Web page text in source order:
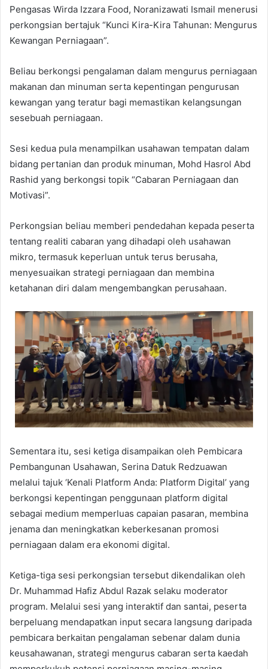
Pengasas Wirda Izzara Food, Noranizawati Ismail menerusi
perkongsian bertajuk “Kunci Kira-Kira Tahunan: Mengurus
Kewangan Perniagaan”.
Beliau berkongsi pengalaman dalam mengurus perniagaan
makanan dan minuman serta kepentingan pengurusan
kewangan yang teratur bagi memastikan kelangsungan
sesebuah perniagaan.
Sesi kedua pula menampilkan usahawan tempatan dalam
bidang pertanian dan produk minuman, Mohd Hasrol Abd
Rashid yang berkongsi topik “Cabaran Perniagaan dan
Motivasi”.
Perkongsian beliau memberi pendedahan kepada peserta
tentang realiti cabaran yang dihadapi oleh usahawan
mikro, termasuk keperluan untuk terus berusaha,
menyesuaikan strategi perniagaan dan membina
ketahanan diri dalam mengembangkan perusahaan.
Sementara itu, sesi ketiga disampaikan oleh Pembicara
Pembangunan Usahawan, Serina Datuk Redzuawan
melalui tajuk ‘Kenali Platform Anda: Platform Digital’ yang
berkongsi kepentingan penggunaan platform digital
sebagai medium memperluas capaian pasaran, membina
jenama dan meningkatkan keberkesanan promosi
perniagaan dalam era ekonomi digital.
Ketiga-tiga sesi perkongsian tersebut dikendalikan oleh
Dr. Muhammad Hafiz Abdul Razak selaku moderator
program. Melalui sesi yang interaktif dan santai, peserta
berpeluang mendapatkan input secara langsung daripada
pembicara berkaitan pengalaman sebenar dalam dunia
keusahawanan, strategi mengurus cabaran serta kaedah